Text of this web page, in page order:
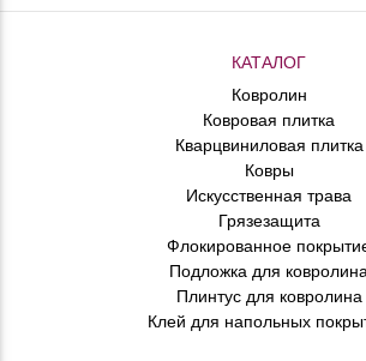
КАТАЛОГ
Ковролин
Ковровая плитка
Кварцвиниловая плитка
Ковры
Искусственная трава
Грязезащита
Флокированное
Подложка для
Плинтус для ковролина
Клей для напольных